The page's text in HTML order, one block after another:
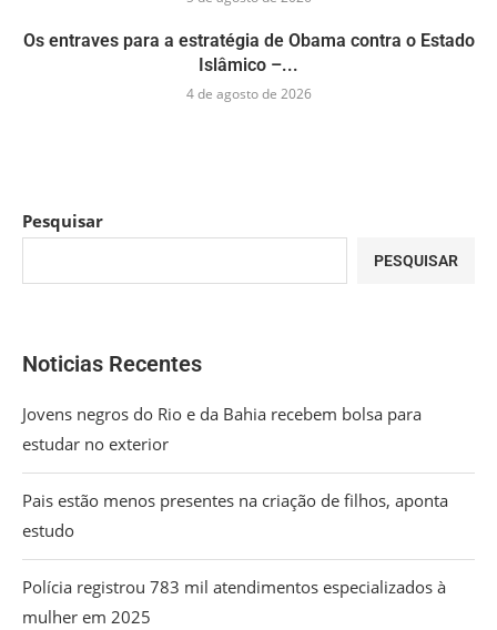
Os entraves para a estratégia de Obama contra o Estado
Islâmico –...
4 de agosto de 2026
Pesquisar
PESQUISAR
Noticias Recentes
Jovens negros do Rio e da Bahia recebem bolsa para
estudar no exterior
Pais estão menos presentes na criação de filhos, aponta
estudo
Polícia registrou 783 mil atendimentos especializados à
mulher em 2025